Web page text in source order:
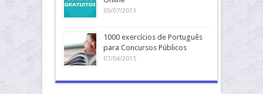
05/07/2013
1000 exercícios de Português
para Concursos Públicos
07/04/2015